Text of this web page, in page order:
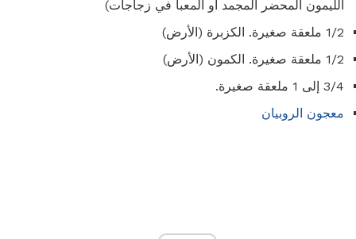
الليمون المحضر المجمد أو المعبأ في زجاجات)
1/2 ملعقة صغيرة. الكزبرة (الأرض)
1/2 ملعقة صغيرة. الكمون (الأرض)
3/4 إلى 1 ملعقة صغيرة.
معجون الروبيان